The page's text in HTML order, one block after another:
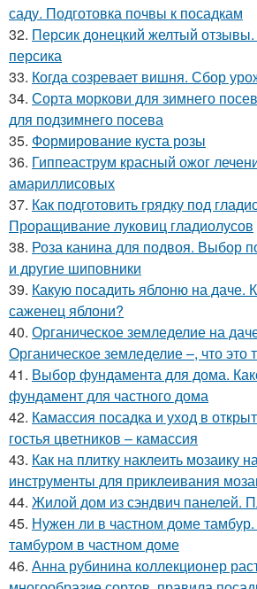
саду. Подготовка почвы к посадкам
32. Персик донецкий желтый
персика
33. Когда созревает вишня. Сбор
34. Сорта моркови для зимнего
для подзимнего посева
35. Формирование куста розы
36. Гиппеаструм красный ожог
амариллисовых
37. Как подготовить грядку под
Проращивание луковиц гладиолусов
38. Роза канина для подвоя. Выбор
и другие шиповники
39. Какую посадить яблоню на даче.
саженец яблони?
40. Органическое земледелие на
Органическое земледелие –, что это
41. Выбор фундамента для дома.
фундамент для частного дома
42. Камассия посадка и уход в
гостья цветников – камассия
43. Как на плитку наклеить мозаику
инструменты для приклеивания
44. Жилой дом из сэндвич панелей.
45. Нужен ли в частном доме
тамбуром в частном доме
46. Анна рубинина коллекционер